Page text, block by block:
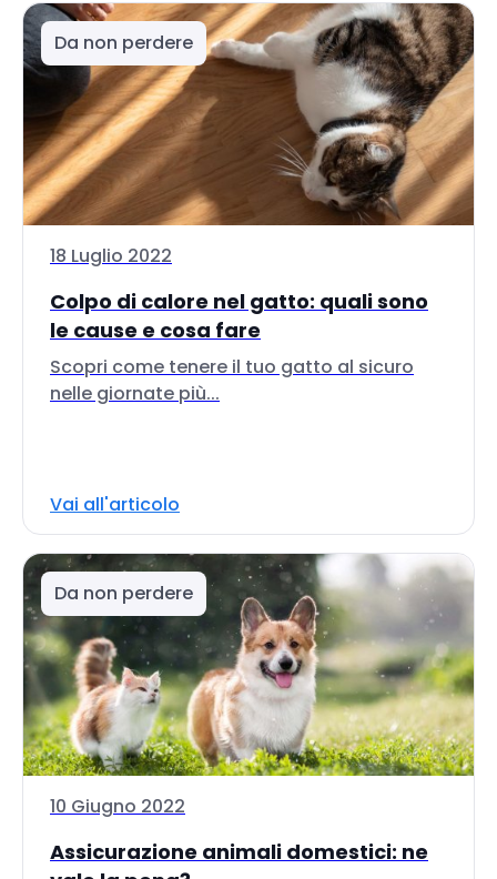
Da non perdere
18 Luglio 2022
Colpo di calore nel gatto: quali sono
le cause e cosa fare
Scopri come tenere il tuo gatto al sicuro
nelle giornate più...
Vai all'articolo
Da non perdere
10 Giugno 2022
Assicurazione animali domestici: ne